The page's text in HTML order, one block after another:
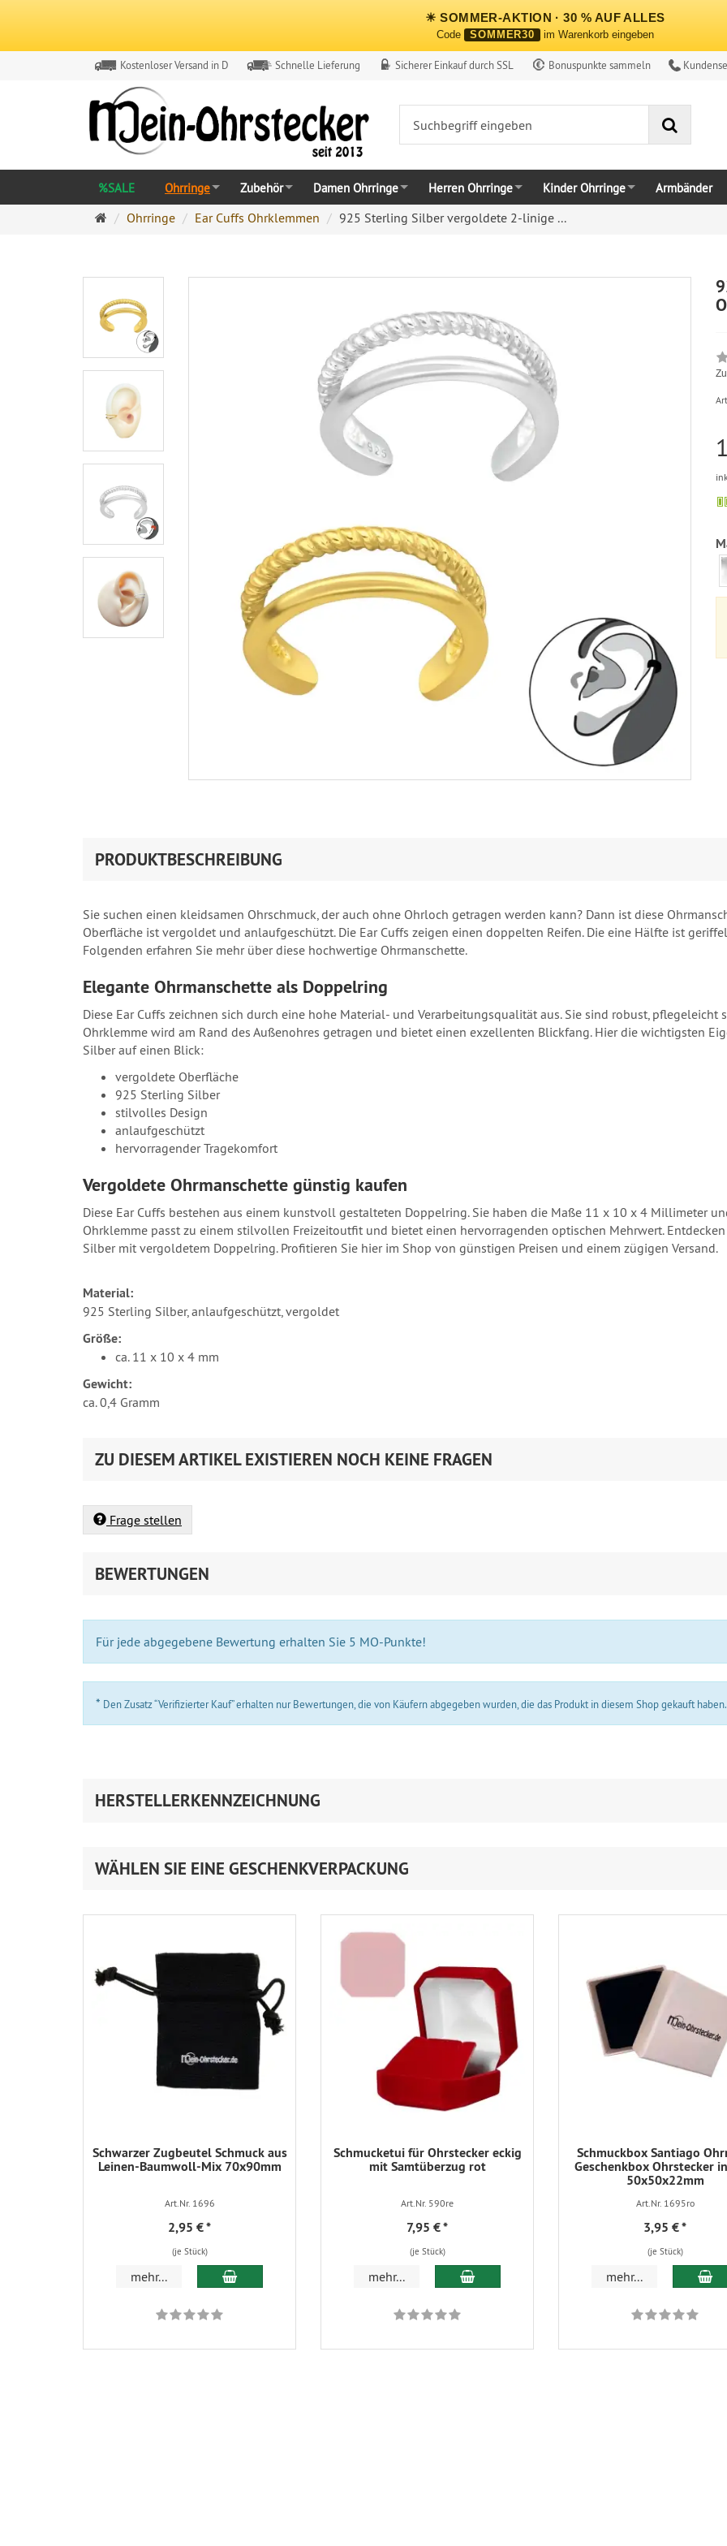
☀ SOMMER-AKTION · 30 % AUF ALLES
Code SOMMER30 im Warenkorb eingeben
Kostenloser Versand in D Schnelle Lieferung Sicherer Einkauf durch SSL Bonuspunkte sammeln
%SALE Ohrringe Zubehör Damen Ohrringe Herren Ohrringe Kinder Ohrringe Armbänder
Ohrringe
Ohrringe Ear Cuffs Ohrklemmen 925 Sterling Silber vergoldete 2-linige ...
PRODUKTBESCHREIBUNG
Sie suchen einen kleidsamen Ohrschmuck, der auch ohne Ohrloch getragen werden kann? Dann ist diese
Oberfläche ist vergoldet und anlaufgeschützt. Die Ear Cuffs zeigen einen doppelten Reifen. Die eine Hälfte ist
Folgenden erfahren Sie mehr über diese hochwertige Ohrmanschette.
Elegante Ohrmanschette als Doppelring
Diese Ear Cuffs zeichnen sich durch eine hohe Material- und Verarbeitungsqualität aus. Sie sind robust, pflegeleicht
Ohrklemme wird am Rand des Außenohres getragen und bietet einen exzellenten Blickfang. Hier die wichtigsten
Silber auf einen Blick:
vergoldete Oberfläche
925 Sterling Silber
stilvolles Design
anlaufgeschützt
hervorragender Tragekomfort
Vergoldete Ohrmanschette günstig kaufen
Diese Ear Cuffs bestehen aus einem kunstvoll gestalteten Doppelring. Sie haben die Maße 11 x 10 x 4 Millimeter
Ohrklemme passt zu einem stilvollen Freizeitoutfit und bietet einen hervorragenden optischen Mehrwert.
Silber mit vergoldetem Doppelring. Profitieren Sie hier im Shop von günstigen Preisen und einem zügigen Versand.
Material:
925 Sterling Silber, anlaufgeschützt, vergoldet
Größe:
ca. 11 x 10 x 4 mm
Gewicht:
ca. 0,4 Gramm
ZU DIESEM ARTIKEL EXISTIEREN NOCH KEINE FRAGEN
Frage stellen
BEWERTUNGEN
Für jede abgegebene Bewertung erhalten Sie 5 MO-Punkte!
* Den Zusatz “Verifizierter Kauf” erhalten nur Bewertungen, die von Käufern abgegeben wurden, die das Produkt in diesem Shop gekauft haben.
HERSTELLERKENNZEICHNUNG
WÄHLEN SIE EINE GESCHENKVERPACKUNG
Schwarzer Zugbeutel Schmuck aus
Leinen-Baumwoll-Mix 70x90mm
Art.Nr. 1696
2,95 €*
(je Stück)
mehr... In den Warenkorb
Schmucketui für Ohrstecker eckig
mit Samtüberzug rot
Art.Nr. 590re
7,95 €*
(je Stück)
mehr... In den Warenkorb
Schmuckbox Santiago
Geschenkbox Ohrstecker
50x50x22mm
Art.Nr. 1695ro
3,95 €*
(je Stück)
mehr... In